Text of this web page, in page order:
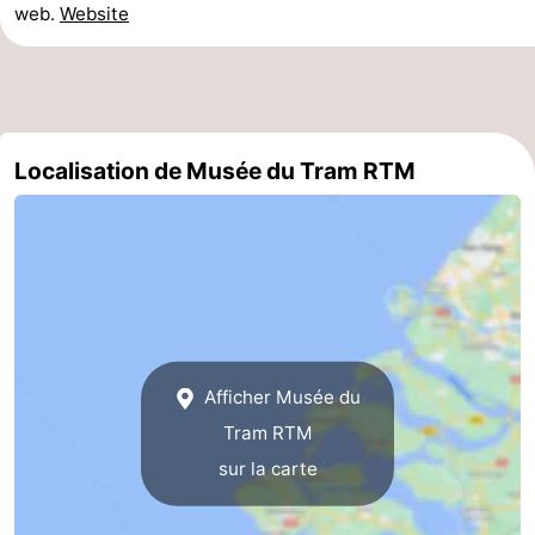
-
du
Randonnée
-
web. Website
Localisation de Musée du Tram RTM
Afficher Musée du
Tram RTM
sur la carte